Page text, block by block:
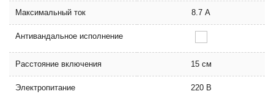
Максимальный ток 8.7 А
Антивандальное исполнение
Расстояние включения 15 см
Электропитание 220 В